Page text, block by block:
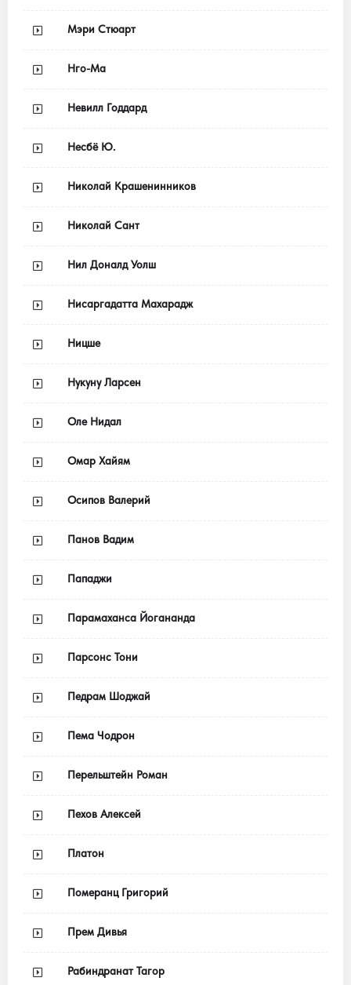
Мэри Стюарт
Нго-Ма
Невилл Годдард
Несбё Ю.
Николай Крашенинников
Николай Сант
Нил Доналд Уолш
Нисаргадатта Махарадж
Ницше
Нукуну Ларсен
Оле Нидал
Омар Хайям
Осипов Валерий
Панов Вадим
Пападжи
Парамаханса Йогананда
Парсонс Тони
Педрам Шоджай
Пема Чодрон
Перельштейн Роман
Пехов Алексей
Платон
Померанц Григорий
Прем Дивья
Рабиндранат Тагор